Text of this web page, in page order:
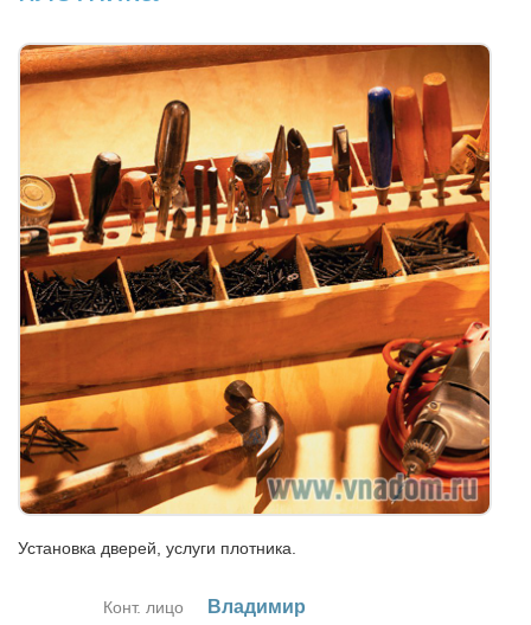
Установка дверей, услуги плотника.
Конт. лицо Вла­ди­мир